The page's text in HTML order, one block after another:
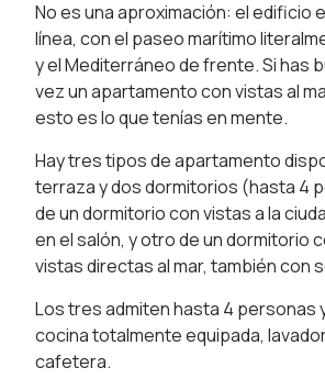
No es una aproximación: el edificio
línea, con el paseo marítimo
y el Mediterráneo de frente. Si has
vez un apartamento con vistas al
esto es lo que tenías en mente.
Hay tres tipos de apartamento
terraza y dos dormitorios (hasta 4
de un dormitorio con vistas a la
en el salón, y otro de un dormitorio
vistas directas al mar, también con
Los tres admiten hasta 4 personas
cocina totalmente equipada,
cafetera.